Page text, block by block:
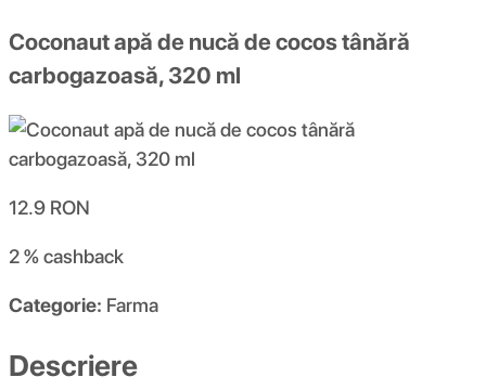
Coconaut apă de nucă de cocos tânără
carbogazoasă, 320 ml
12.9 RON
2 %cashback
Categorie: Farma
Descriere